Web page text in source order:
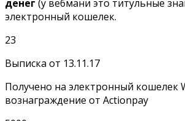
денег (у вебмани это титульные
электронный кошелек.
23
Выписка от 13.11.17
Получено на электронный кошелек
вознаграждение от Actionpay